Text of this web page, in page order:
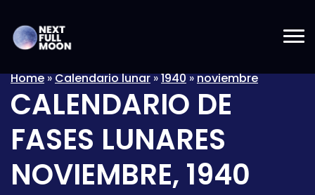
Home»Calendario lunar»1940»noviembre
CALENDARIO DE
FASES LUNARES
NOVIEMBRE, 1940